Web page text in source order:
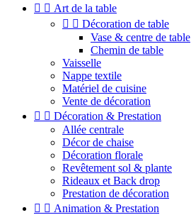
  Art de la table
  Décoration de table
Vase & centre de table
Chemin de table
Vaisselle
Nappe textile
Matériel de cuisine
Vente de décoration
  Décoration & Prestation
Allée centrale
Décor de chaise
Décoration florale
Revêtement sol & plante
Rideaux et Back drop
Prestation de décoration
  Animation & Prestation